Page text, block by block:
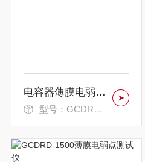
电容器薄膜电弱点测定仪
型号：GCDRD-1500